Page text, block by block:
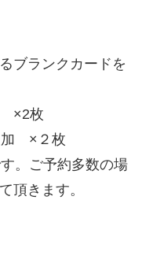
ブランクカードを
×2枚
加 ×２枚
。ご予約多数の場
頂きます。